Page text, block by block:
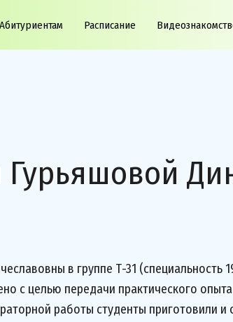
Абитуриентам Расписание
Гурьяшовой
в группе Т-31 (специальность
с целью передачи практического
работы студенты приготовили